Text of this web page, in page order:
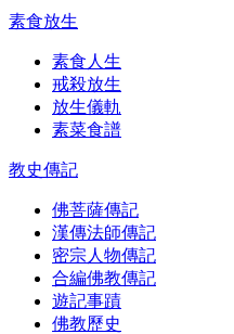
素食放生
素食人生
戒殺放生
放生儀軌
素菜食譜
教史傳記
佛菩薩傳記
漢傳法師傳記
密宗人物傳記
合編佛教傳記
遊記事蹟
佛教歷史